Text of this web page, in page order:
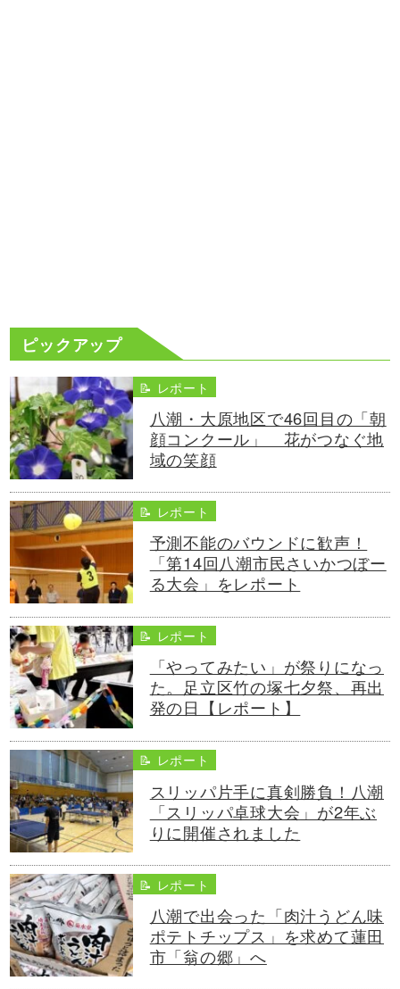
ピックアップ
📝 レポート
八潮・大原地区で46回目の「朝
顔コンクール」 花がつなぐ地
域の笑顔
📝 レポート
予測不能のバウンドに歓声！
「第14回八潮市民さいかつぼー
る大会」をレポート
📝 レポート
「やってみたい」が祭りになっ
た。足立区竹の塚七夕祭、再出
発の日【レポート】
📝 レポート
スリッパ片手に真剣勝負！八潮
「スリッパ卓球大会」が2年ぶ
りに開催されました
📝 レポート
八潮で出会った「肉汁うどん味
ポテトチップス」を求めて蓮田
市「翁の郷」へ